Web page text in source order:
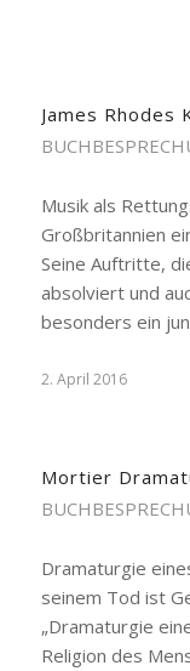
James Rhodes
Musik als
Großbritannien
Seine Auftritte,
absolviert und
besonders ein
2. April 2016
Mortier
Dramaturgie
seinem Tod ist
„Dramaturgie
Religion des